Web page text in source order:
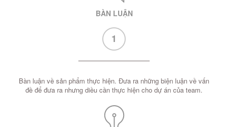
BÀN LUẬN
1
Bàn luận về sản phẩm thực hiện. Đưa ra những biện luận về vấn
đề để đưa ra nhưng diều cần thực hiện cho dự án của team.